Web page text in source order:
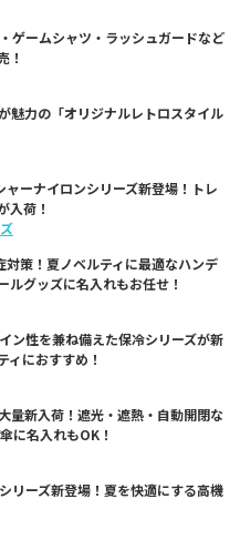
ゲームシャツ・ラッシュガードなど
！
魅力の「オリジナルレトロスタイル
ャーナイロンシリーズ新登場！トレ
入荷！
対策！夏ノベルティに最適なハンデ
ルグッズに名入れもお任せ！
ン性を兼ね備えた保冷シリーズが新
ィにおすすめ！
量新入荷！遮光・遮熱・自動開閉な
に名入れもOK！
リーズ新登場！夏を快適にする高機